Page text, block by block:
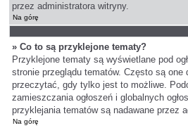
przez administratora witryny.
Na górę
» Co to są przyklejone tematy?
Przyklejone tematy są wyświetlane pod
stronie przeglądu tematów. Często są
przeczytać, gdy tylko jest to możliwe.
zamieszczania ogłoszeń i globalnych
przyklejania tematów są nadawane przez
Na górę